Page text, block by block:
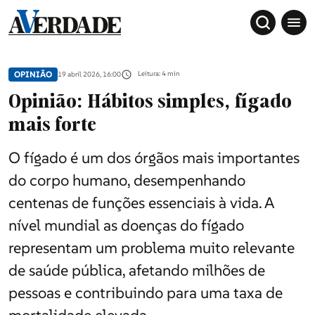
Sociedade
Douro, Tâmega e Sousa
Grande Porto
OPINIÃO 19 abril 2026, 16:00 Leitura: 4 min
Opinião: Hábitos simples, fígado
mais forte
O fígado é um dos órgãos mais importantes
do corpo humano, desempenhando
centenas de funções essenciais à vida. A
nível mundial as doenças do fígado
representam um problema muito relevante
de saúde pública, afetando milhões de
pessoas e contribuindo para uma taxa de